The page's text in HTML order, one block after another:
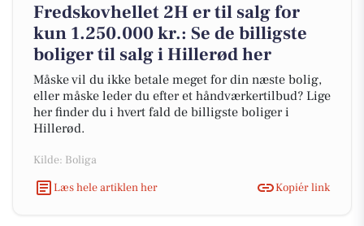
Fredskovhellet 2H er til salg for
kun 1.250.000 kr.: Se de billigste
boliger til salg i Hillerød her
Måske vil du ikke betale meget for din næste bolig,
eller måske leder du efter et håndværkertilbud? Lige
her finder du i hvert fald de billigste boliger i
Hillerød.
Kilde: Boliga
Læs hele artiklen her
Kopiér link